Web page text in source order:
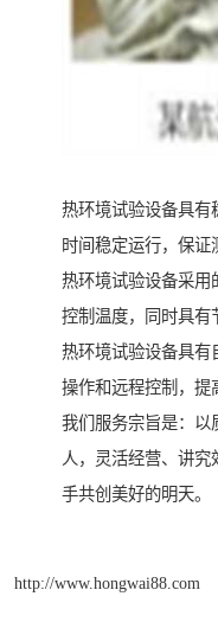
热环境试验设备具有
时间稳定运行，保证
热环境试验设备采用
控制温度，同时具有
热环境试验设备具有
操作和远程控制，提
我们服务宗旨是：以
人，灵活经营、讲究
手共创美好的明天。
http://www.hongwai88.com